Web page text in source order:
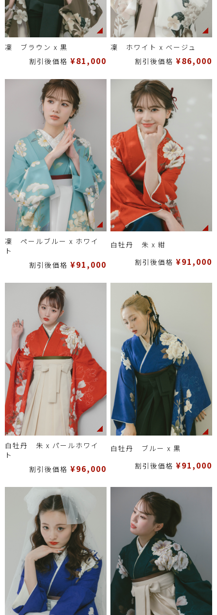
凜 ブラウン x 黒
割引後価格 ¥81,000
凜 ホワイト x ベージュ
割引後価格 ¥86,000
凜 ペールブルー x ホワイ
ト
割引後価格 ¥91,000
白牡丹 朱 x 紺
割引後価格 ¥91,000
白牡丹 朱 x パールホワイ
ト
割引後価格 ¥96,000
白牡丹 ブルー x 黒
割引後価格 ¥91,000